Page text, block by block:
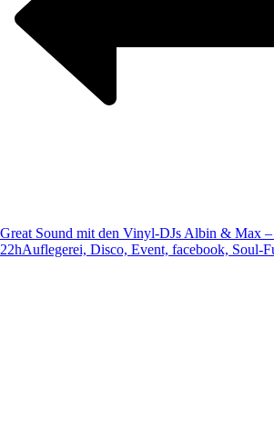
Great Sound mit den Vinyl-DJs Albin & Max –
22hAuflegerei, Disco, Event, facebook, Soul-